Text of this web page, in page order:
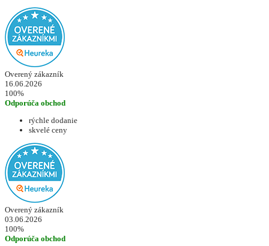
Overený zákazník
16.06.2026
100%
Odporúča obchod
rýchle dodanie
skvelé ceny
Overený zákazník
03.06.2026
100%
Odporúča obchod